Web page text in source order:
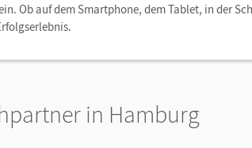
Ob auf dem Smartphone, dem Tablet, in der
in Hamburg